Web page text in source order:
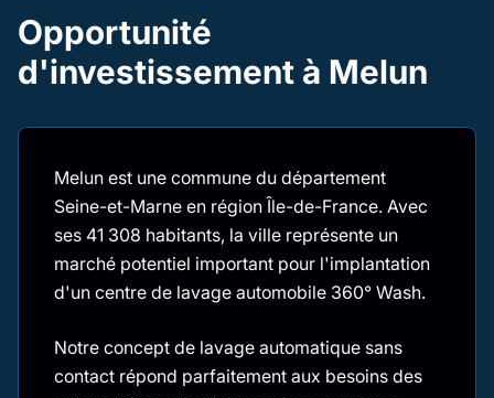
Opportunité
d'investissement à Melun
Melun est une commune du département
Seine-et-Marne en région Île-de-France. Avec
ses 41 308 habitants, la ville représente un
marché potentiel important pour l'implantation
d'un centre de lavage automobile 360° Wash.
Notre concept de lavage automatique sans
contact répond parfaitement aux besoins des